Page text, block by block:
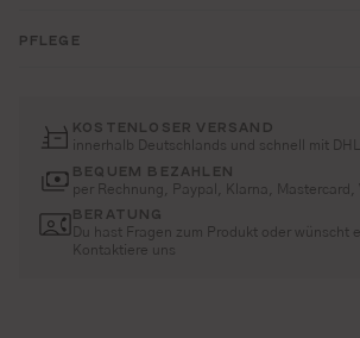
PFLEGE
KOSTENLOSER VERSAND
innerhalb Deutschlands und schnell mit DHL
BEQUEM BEZAHLEN
per Rechnung, Paypal, Klarna, Mastercard,
BERATUNG
Du hast Fragen zum Produkt oder wünscht
Kontaktiere uns